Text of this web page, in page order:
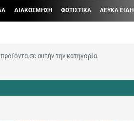
ΔΙΑΚΟΣΜΗΣΗ ΦΩΤΙΣΤΙΚΑ ΛΕΥΚΑ ΕΙΔΗ
σε αυτήν την κατηγορία.